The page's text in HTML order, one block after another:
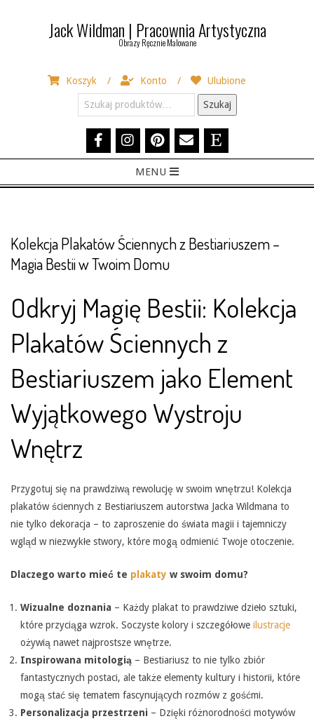
Jack Wildman | Pracownia Artystyczna
Obrazy Ręcznie Malowane
Koszyk Konto
Ulubione
Szukaj:
Szukaj
Navigation
MENU
Kolekcja Plakatów Ściennych z Bestiariuszem –
Magia Bestii w Twoim Domu
Odkryj Magię Bestii: Kolekcja
Plakatów Ściennych z
Bestiariuszem jako Element
Wyjątkowego Wystroju
Wnętrz
Przygotuj się na prawdziwą rewolucję w swoim wnętrzu! Kolekcja
plakatów ściennych z Bestiariuszem autorstwa Jacka Wildmana to
nie tylko dekoracja – to zaproszenie do świata magii i tajemniczy
wgląd w niezwykłe stwory, które mogą odmienić Twoje otoczenie.
Dlaczego warto mieć te plakaty w swoim domu?
Wizualne doznania – Każdy plakat to prawdziwe dzieło sztuki,
które przyciąga wzrok. Soczyste kolory i szczegółowe ilustracje
ożywią nawet najprostsze wnętrze.
Inspirowana mitologią – Bestiariusz to nie tylko zbiór
fantastycznych postaci, ale także elementy kultury i historii, które
mogą stać się tematem fascynujących rozmów z gośćmi.
Personalizacja przestrzeni – Dzięki różnorodności motywów